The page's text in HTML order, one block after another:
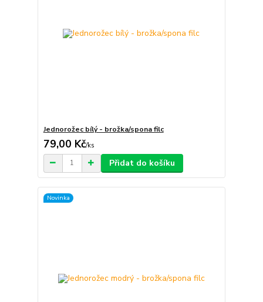
Jednorožec bílý - brožka/spona filc
79,00 Kč/ks
Přidat do košíku
Novinka